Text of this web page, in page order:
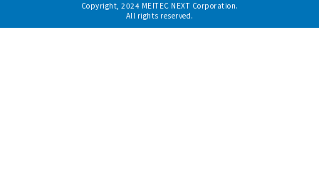
Copyright, 2024 MEITEC NEXT Corporation.
All rights reserved.